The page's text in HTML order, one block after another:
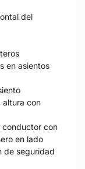
del
en asientos
altura con
conductor con
en lado
de seguridad